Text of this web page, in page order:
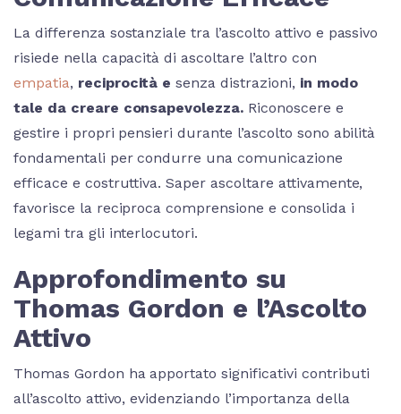
La differenza sostanziale tra l’ascolto attivo e passivo
risiede nella capacità di ascoltare l’altro con
empatia, reciprocità esenza distrazioni, in modo
tale da creare consapevolezza. Riconoscere e
gestire i propri pensieri durante l’ascolto sono abilità
fondamentali per condurre una comunicazione
efficace e costruttiva. Saper ascoltare attivamente,
favorisce la reciproca comprensione e consolida i
legami tra gli interlocutori.
Approfondimento su
Thomas Gordon e l’Ascolto
Attivo
Thomas Gordon ha apportato significativi contributi
all’ascolto attivo, evidenziando l’importanza della